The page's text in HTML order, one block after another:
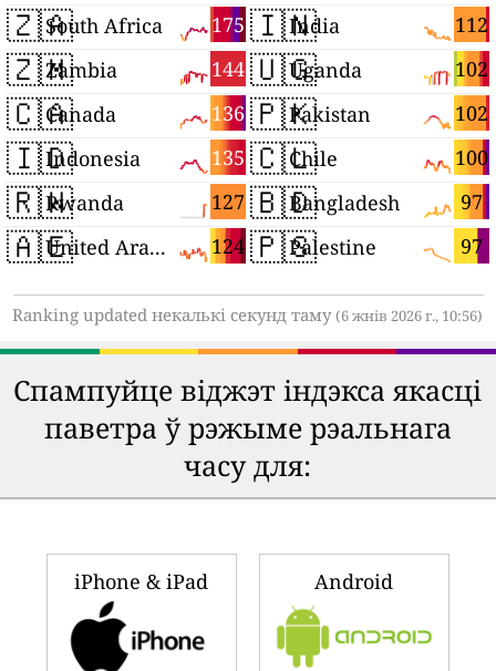
🇿🇦 175
South Africa
🇿🇲 144
Zambia
🇨🇦 136
Canada
🇮🇩 135
Indonesia
🇷🇼 127
Rwanda
🇦🇪 124
United Arab Emirates
🇮🇳 112
India
🇺🇬 102
Uganda
🇵🇰 102
Pakistan
🇨🇱 100
Chile
🇧🇩 97
Bangladesh
🇵🇸 97
Palestine
Ranking updated некалькі секунд таму(6 жнів 2026 г., 10:56)
Спампуйце віджэт індэкса якасці
паветра ў рэжыме рэальнага
часу для:
iPhone & iPad Android